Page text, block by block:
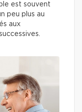
est souvent
peu plus au
aux